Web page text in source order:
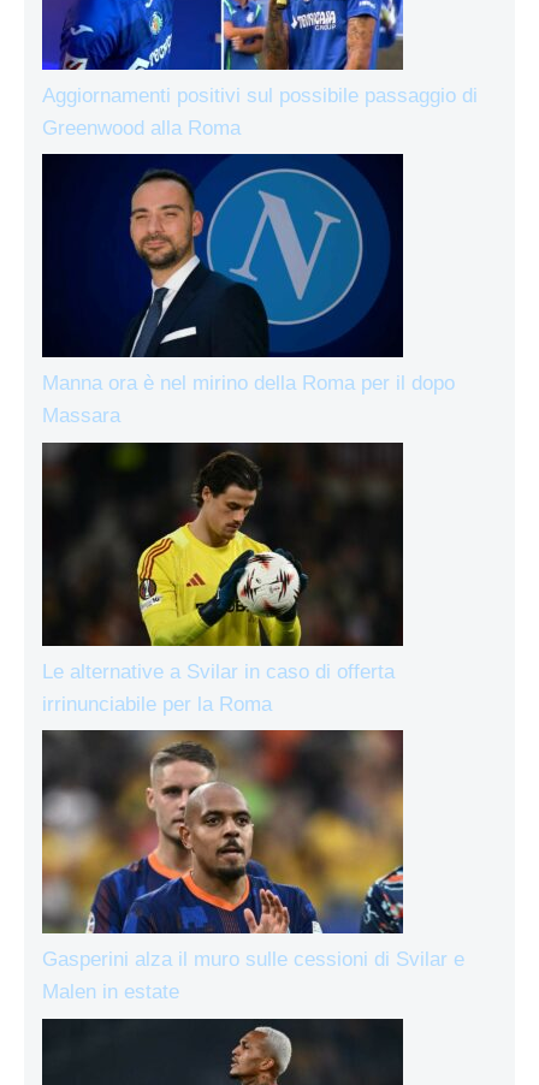
Aggiornamenti positivi sul possibile passaggio di
Greenwood alla Roma
Manna ora è nel mirino della Roma per il dopo
Massara
Le alternative a Svilar in caso di offerta
irrinunciabile per la Roma
Gasperini alza il muro sulle cessioni di Svilar e
Malen in estate